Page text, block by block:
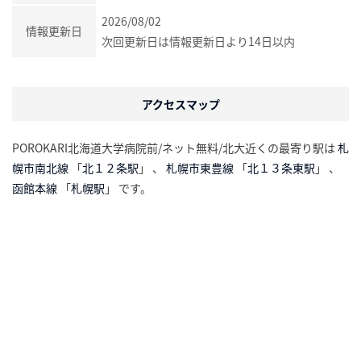
情報更新日
2026/08/02
次回更新日は情報更新日より14日以内
アクセスマップ
POROKARI北海道大学病院前/ネット無料/北大近くの最寄り駅は 札
幌市南北線 「北１２条駅 」 、 札幌市東豊線 「北１３条東駅 」 、
函館本線 「札幌駅 」 です。